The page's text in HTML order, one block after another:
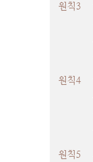
원칙3
원칙4
원칙5